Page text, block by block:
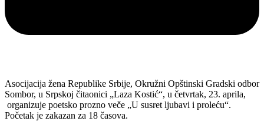
Asocijacija žena Republike Srbije, Okružni Opštinski Gradski odbor
Sombor, u Srpskoj čitaonici „Laza Kostić“, u četvrtak, 23. aprila,
organizuje poetsko prozno veče „U susret ljubavi i proleću“.
Početak je zakazan za 18 časova.